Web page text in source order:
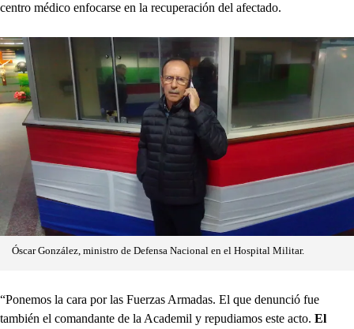
centro médico enfocarse en la recuperación del afectado.
Óscar González, ministro de Defensa Nacional en el Hospital Militar.
“Ponemos la cara por las Fuerzas Armadas. El que denunció fue
también el comandante de la Academil y repudiamos este acto. El